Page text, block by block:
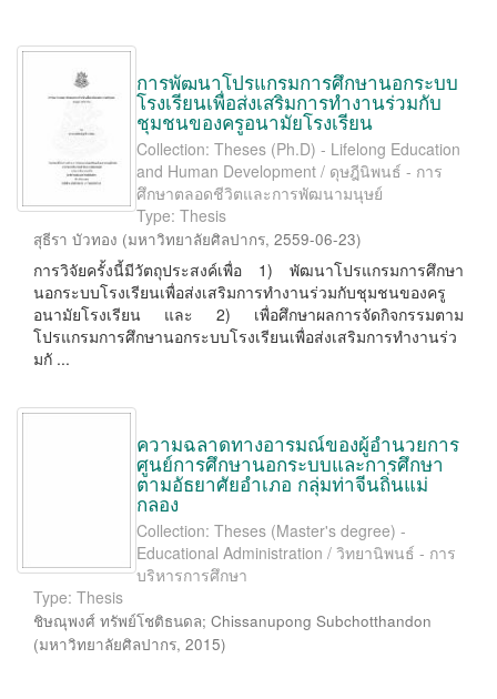
การพัฒนาโปรแกรมการศึกษานอกระบบ
โรงเรียนเพื่อส่งเสริมการทำงานร่วมกับ
ชุมชนของครูอนามัยโรงเรียน
Collection: Theses (Ph.D) - Lifelong Education
and Human Development / ดุษฎีนิพนธ์ - การ
ศึกษาตลอดชีวิตและการพัฒนามนุษย์
Type: Thesis
สุธีรา บัวทอง (มหาวิทยาลัยศิลปากร, 2559-06-23)
การวิจัยครั้งนี้มีวัตถุประสงค์เพื่อ 1) พัฒนาโปรแกรมการศึกษา
นอกระบบโรงเรียนเพื่อส่งเสริมการทำงานร่วมกับชุมชนของครู
อนามัยโรงเรียน และ 2) เพื่อศึกษาผลการจัดกิจกรรมตาม
โปรแกรมการศึกษานอกระบบโรงเรียนเพื่อส่งเสริมการทำงานร่ว
มกั ...
ความฉลาดทางอารมณ์ของผู้อำนวยการ
ศูนย์การศึกษานอกระบบและการศึกษา
ตามอัธยาศัยอำเภอ กลุ่มท่าจีนถิ่นแม่
กลอง
Collection: Theses (Master's degree) -
Educational Administration / วิทยานิพนธ์ - การ
บริหารการศึกษา
Type: Thesis
ชิษณุพงศ์ ทรัพย์โชติธนดล; Chissanupong Subchotthandon
(มหาวิทยาลัยศิลปากร, 2015)